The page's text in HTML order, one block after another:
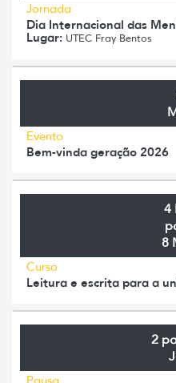
Jornada
Dia Internacional das
Lugar: UTEC Fray Bentos
Evento
Bem-vinda geração 2026
4
8
Curso
Leitura e escrita para a
2